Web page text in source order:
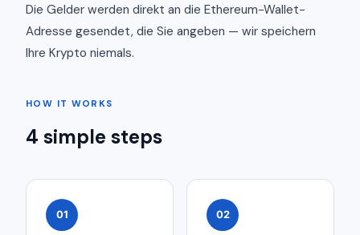
Die Gelder werden direkt an die Ethereum-Wallet-
Adresse gesendet, die Sie angeben — wir speichern
Ihre Krypto niemals.
HOW IT WORKS
4 simple steps
01 02